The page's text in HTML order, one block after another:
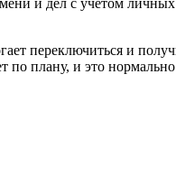
и дел с учетом
переключиться и
по плану, и это